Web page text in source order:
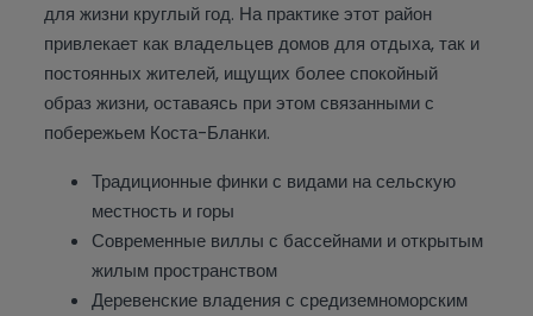
для жизни круглый год. На практике этот район
привлекает как владельцев домов для отдыха, так и
постоянных жителей, ищущих более спокойный
образ жизни, оставаясь при этом связанными с
побережьем Коста-Бланки.
Традиционные финки с видами на сельскую
местность и горы
Современные виллы с бассейнами и открытым
жилым пространством
Деревенские владения с средиземноморским